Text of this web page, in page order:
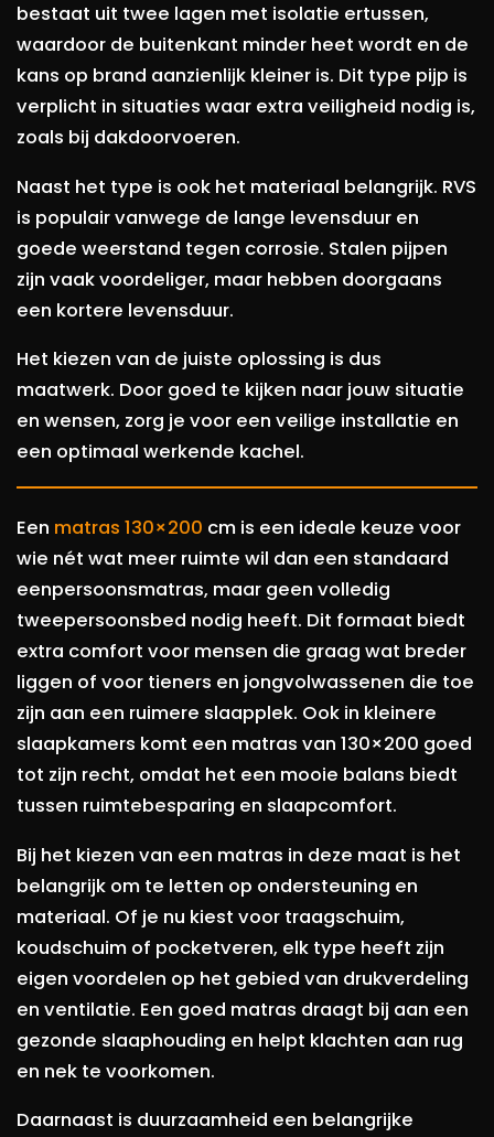
bestaat uit twee lagen met isolatie ertussen,
waardoor de buitenkant minder heet wordt en de
kans op brand aanzienlijk kleiner is. Dit type pijp is
verplicht in situaties waar extra veiligheid nodig is,
zoals bij dakdoorvoeren.
Naast het type is ook het materiaal belangrijk. RVS
is populair vanwege de lange levensduur en
goede weerstand tegen corrosie. Stalen pijpen
zijn vaak voordeliger, maar hebben doorgaans
een kortere levensduur.
Het kiezen van de juiste oplossing is dus
maatwerk. Door goed te kijken naar jouw situatie
en wensen, zorg je voor een veilige installatie en
een optimaal werkende kachel.
Een matras 130×200 cm is een ideale keuze voor
wie nét wat meer ruimte wil dan een standaard
eenpersoonsmatras, maar geen volledig
tweepersoonsbed nodig heeft. Dit formaat biedt
extra comfort voor mensen die graag wat breder
liggen of voor tieners en jongvolwassenen die toe
zijn aan een ruimere slaapplek. Ook in kleinere
slaapkamers komt een matras van 130×200 goed
tot zijn recht, omdat het een mooie balans biedt
tussen ruimtebesparing en slaapcomfort.
Bij het kiezen van een matras in deze maat is het
belangrijk om te letten op ondersteuning en
materiaal. Of je nu kiest voor traagschuim,
koudschuim of pocketveren, elk type heeft zijn
eigen voordelen op het gebied van drukverdeling
en ventilatie. Een goed matras draagt bij aan een
gezonde slaaphouding en helpt klachten aan rug
en nek te voorkomen.
Daarnaast is duurzaamheid een belangrijke